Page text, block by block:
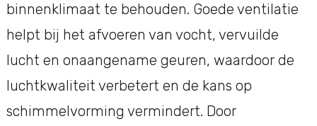
binnenklimaat te behouden. Goede ventilatie
helpt bij het afvoeren van vocht, vervuilde
lucht en onaangename geuren, waardoor de
luchtkwaliteit verbetert en de kans op
schimmelvorming vermindert. Door